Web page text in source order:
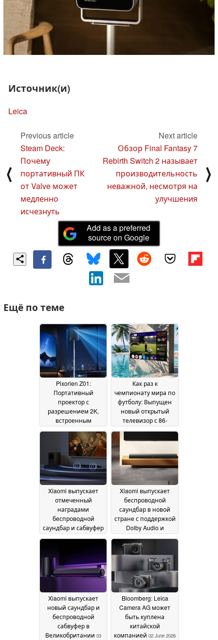
Источник(и)
Leica
⟨
Previous article
Steam Deck:
Почему
портативный ПК
от Valve может
медленно
исчезнуть
Next article
Обзор Final Fantasy 7
Rebirth Switch 2 называет
производительность
неважной, несмотря на
улучшения
⟩
Add as a preferred
source on Google
Ещё по теме
Pixorien Z01:
Портативный
проектор с
разрешением 2K,
встроенным
выдвижным
креплением12 July
2026
Как раз к
чемпионату мира по
футболу: Выпущен
новый открытый
телевизор с 86-
панелью и яркостью
4 000 нит
Xiaomi выпускает
отмеченный
наградами
беспроводной
саундбар и сабвуфер
03 June
Xiaomi выпускает
беспроводной
саундбар в новой
стране с поддержкой
Dolby Audio и
NFC03 June 2026
Xiaomi выпускает
новый саундбар и
беспроводной
сабвуфер в
Великобритании 03
Bloomberg: Leica
Camera AG может
быть куплена
китайской
компанией 02 June 2026